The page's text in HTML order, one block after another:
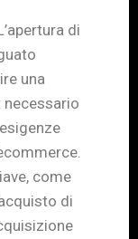
di
una
necessario
come
di